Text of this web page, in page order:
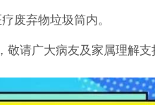
废弃物垃圾筒内。
请广大病友及家属理解支